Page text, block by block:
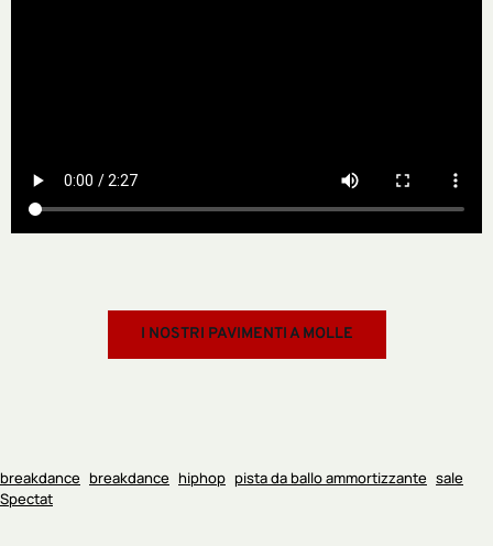
I NOSTRI PAVIMENTI A MOLLE
breakdance breakdance hiphop pista da ballo ammortizzante sale
Spectat